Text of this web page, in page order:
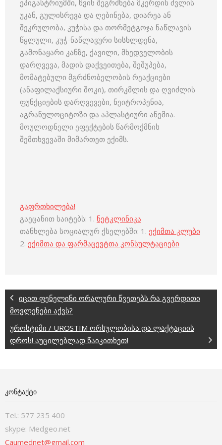
ეპიგასტრიუმში, წვის შეგრძნება მკერდის ძვლის
უკან, გულისრევა და ღებინება, დიარეა ან
შეკრულობა, კუჭისა და თორმეტგოჯა ნაწლავის
წყლული, კუჭ-ნაწლავური სისხლდენა,
გამონაყარი კანზე, ქავილი, მხედველობის
დარღვევა, მადის დაქვეითება, შეშუპება,
მომატებული მგრძნობელობის რეაქციები
(ანაფილაქსიური შოკი), თირკმლის და ღვიძლის
ფუნქციების დარღვევები, ნეიტროპენია,
აგრანულოციტოზი და აპლასტიური ანემია.
მოულოდნელი ეფექტების წარმოქმნის
შემთხვევაში მიმართეთ ექიმს.
გაფრთხილება!
გაეცანით საიტებს: 1. ნეტკლინიკა
თანხლება სოციალურ ქსელებში: 1. ექიმთა კლუბი
2. ექიმთა და ფარმაცევტთა კონსულტაციები
იცით ფენელინი ორალური წვეთებს რა გვერდითი
მოვლენები აქვს?
უროსტიმი / UROSTIM ორსულობისა და ლაქტაციის
დროს! აუცილებლად წაიკითხეთ!
ᲙᲝᲜᲢᲐᲥᲢᲘ
Tel.: 577 235 400
skype: Medgeo.net
Caumednet@gmail.com